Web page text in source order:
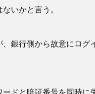
いかと言う。
銀行側から故意にロ
ドと暗証番号を同時